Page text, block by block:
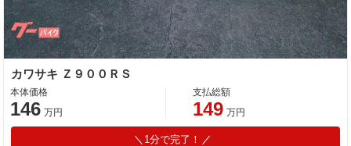
カワサキ Ｚ９００ＲＳ
本体価格
146 万円
支払総額
149 万円
1分で完了！